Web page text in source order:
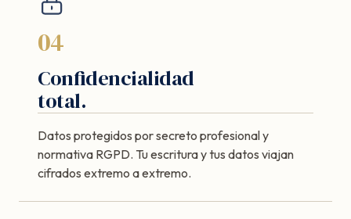
04
Confidencialidad
total.
Datos protegidos por secreto profesional y
normativa RGPD. Tu escritura y tus datos viajan
cifrados extremo a extremo.